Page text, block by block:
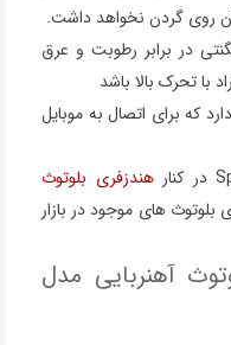
روی گردن نخواهد داشت.
در برابر رطوبت و عرق
با تحرک بالا باشد
دستگاه 15 متر برد دارد که برای اتصال به موبایل
هندزفری بلوتوث
بلوتوث های موجود در بازار
آهنربایی مدل